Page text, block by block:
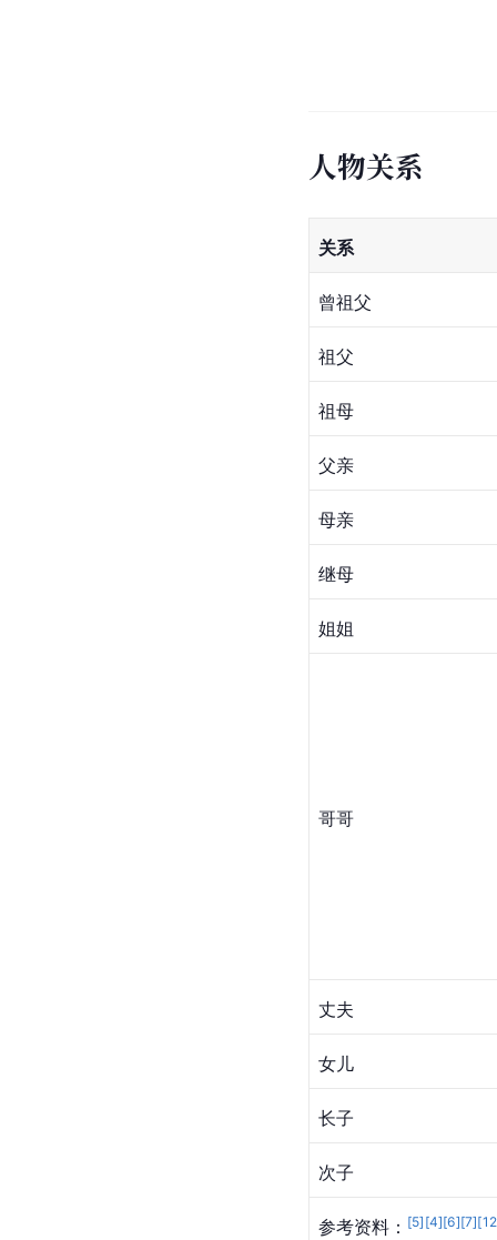
人物关系
关系
曾祖父
祖父
祖母
父亲
母亲
继母
姐姐
哥哥
丈夫
女儿
长子
次子
参考资料： [5] [4][6][7][12